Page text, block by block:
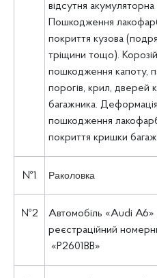
відсутня акумуляторна
Пошкодження
покриття кузова
тріщини тощо).
пошкодження капоту,
порогів, крил, дверей
багажника.
пошкодження
покриття кришки
№1 Раколовка
№2
Автомобіль «Audi A6»
реєстраційний
«P2601ВВ»